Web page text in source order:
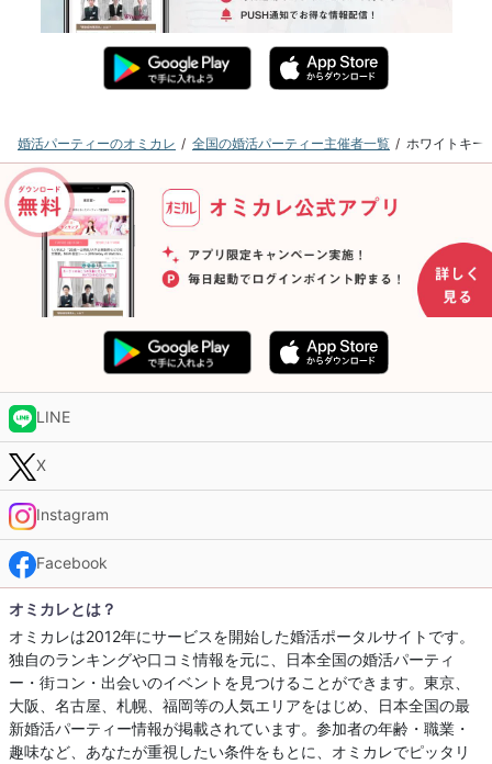
婚活パーティーのオミカレ 全国の婚活パーティー主催者一覧 ホワイトキー
LINE
X
Instagram
Facebook
オミカレとは？
オミカレは2012年にサービスを開始した婚活ポータルサイトです。
独自のランキングや口コミ情報を元に、日本全国の婚活パーティ
ー・街コン・出会いのイベントを見つけることができます。東京、
大阪、名古屋、札幌、福岡等の人気エリアをはじめ、日本全国の最
新婚活パーティー情報が掲載されています。参加者の年齢・職業・
趣味など、あなたが重視したい条件をもとに、オミカレでピッタリ